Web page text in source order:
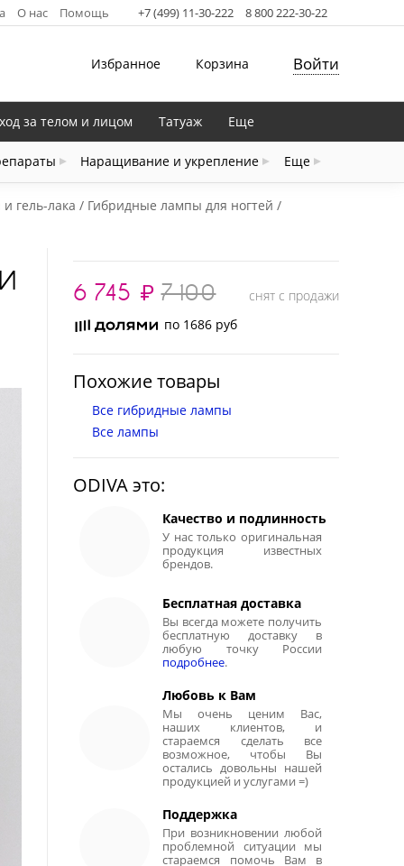
О нас Помощь +7 (499) 11-30-222 8 800 222-30-22
Избранное Корзина Войти
Наращивание и укрепление Еще
за телом и лицом Татуаж Еще
гель-лака
Гибридные лампы для ногтей
6 745 ₽ 7 100
снят с продажи
по 1686 руб
Похожие товары
Все гибридные лампы
Все лампы
ODIVA это:
Качество и подлинность
У нас только оригинальная
продукция известных
брендов.
Бесплатная доставка
Вы всегда можете получить
бесплатную доставку в
любую точку России
подробнее.
Любовь к Вам
Мы очень ценим Вас,
наших клиентов, и
стараемся сделать все
возможное, чтобы Вы
остались довольны нашей
продукцией и услугами =)
Поддержка
При возникновении любой
проблемной ситуации мы
стараемся помочь Вам в